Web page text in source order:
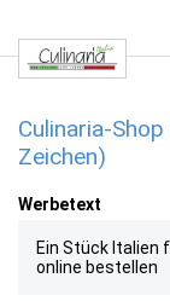
Culinaria-
Zeichen)
Werbetext
Ein Stück Italien
online bestellen